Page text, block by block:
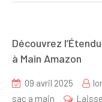
Découvrez
à Main Amazon
09 avril 2025
sac a main